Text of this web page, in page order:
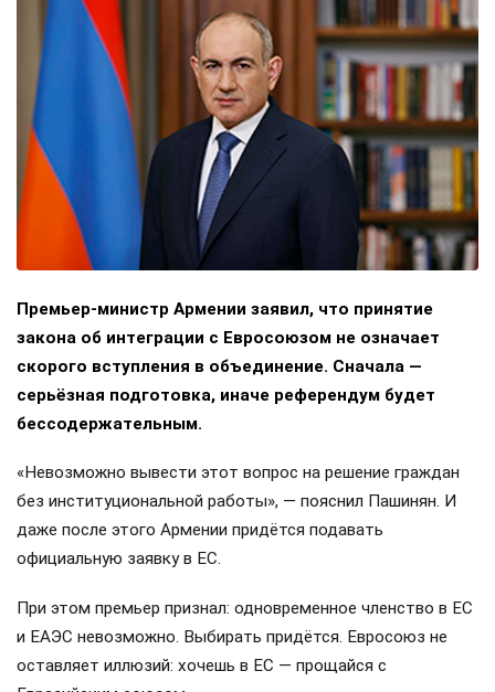
Премьер-министр Армении заявил, что принятие
закона об интеграции с Евросоюзом не означает
скорого вступления в объединение. Сначала —
серьёзная подготовка, иначе референдум будет
бессодержательным.
«Невозможно вывести этот вопрос на решение граждан
без институциональной работы», — пояснил Пашинян. И
даже после этого Армении придётся подавать
официальную заявку в ЕС.
При этом премьер признал: одновременное членство в ЕС
и ЕАЭС невозможно. Выбирать придётся. Евросоюз не
оставляет иллюзий: хочешь в ЕС — прощайся с